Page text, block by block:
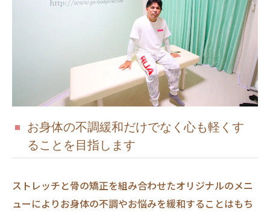
お身体の不調緩和だけでなく心も軽くす
ることを目指します
ストレッチと骨の矯正を組み合わせたオリジナルのメニ
ューによりお身体の不調やお悩みを緩和することはもち